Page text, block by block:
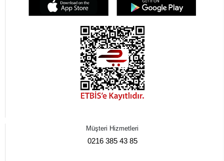
Müşteri Hizmetleri
0216 385 43 85